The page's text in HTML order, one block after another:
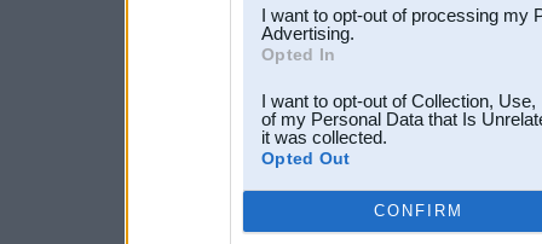
I want to opt-out of processing my
Advertising.
Opted In
I want to opt-out of Collection,
of my Personal Data that Is
it was collected.
Opted Out
CONFIRM